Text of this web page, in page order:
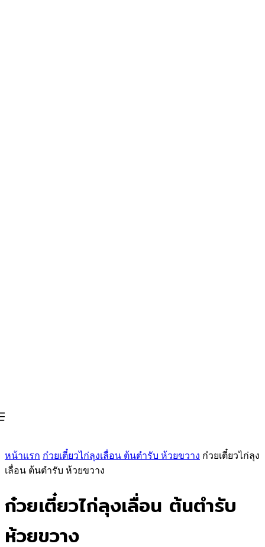
หน้าแรก ก๋วยเตี๋ยวไก่ลุงเลื่อน ต้นตำรับ ห้วยขวาง ก๋วยเตี๋ยวไก่ลุง
เลื่อน ต้นตำรับ ห้วยขวาง
ก๋วยเตี๋ยวไก่ลุงเลื่อน ต้นตำรับ
ห้วยขวาง